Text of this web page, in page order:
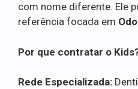
com nome diferente. Ele
referência focada em
Por que contratar o
Rede Especializada: